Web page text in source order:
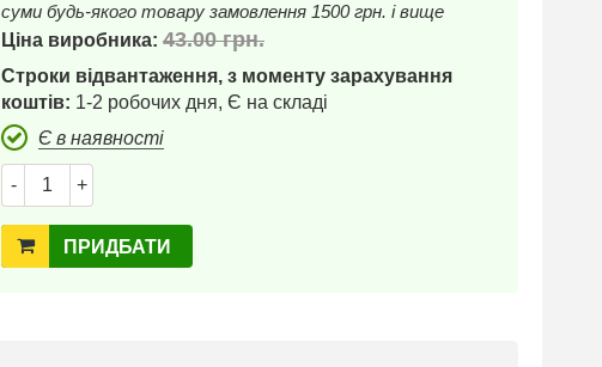
суми будь-якого товару замовлення 1500 грн. і вище
Ціна виробника: 43.00грн.
Строки відвантаження, з моменту зарахування
коштів: 1-2 робочих дня, Є на складі
Є в наявності
- +
ПРИДБАТИ